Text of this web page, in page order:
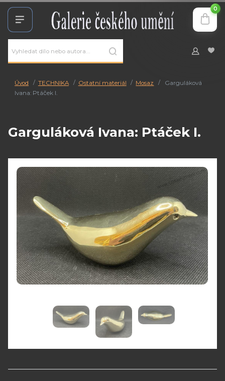
0
Úvod TECHNIKA Ostatní materiál Mosaz
Garguláková
Ivana: Ptáček I.
Garguláková Ivana: Ptáček I.